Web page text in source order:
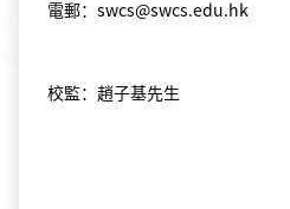
電郵：swcs@swcs.edu.hk
校監：趙子基先生